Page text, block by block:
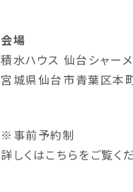
会場
積水ハウス 仙台シャー
宮城県仙台市青葉区本
※事前予約制
詳しくはこちらをご覧く